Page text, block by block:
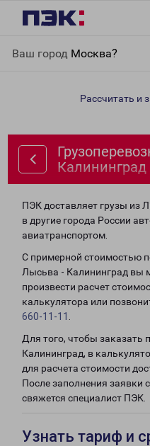
Ваш город Москва?
Калининград
Рассчитать и
Калининград
ПЭК доставляет грузы из
в другие города России
авиатранспортом.
С примерной стоимостью
Лысьва - Калининград вы
произвести расчет
калькулятора или
660-11-11
Для того, чтобы заказать
Калининград, в
для расчета стоимости
После заполнения заявки
свяжется специалист ПЭК.
Узнать тариф и